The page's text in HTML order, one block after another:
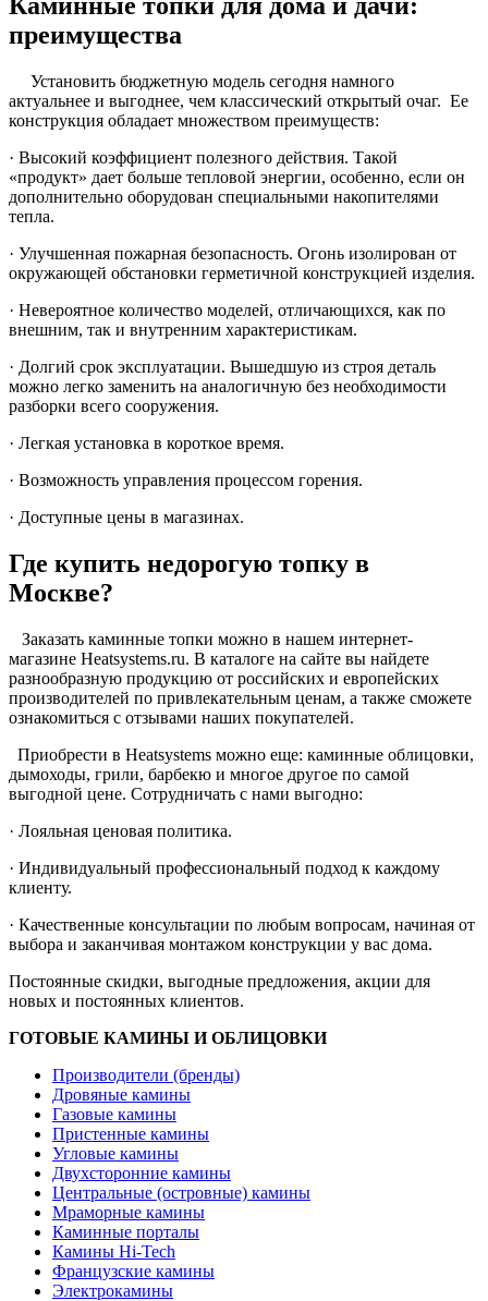
преимущества
Установить бюджетную модель сегодня намного
актуальнее и выгоднее, чем классический открытый очаг. Ее
конструкция обладает множеством преимуществ:
· Высокий коэффициент полезного действия. Такой
«продукт» дает больше тепловой энергии, особенно, если он
дополнительно оборудован специальными накопителями
тепла.
· Улучшенная пожарная безопасность. Огонь изолирован от
окружающей обстановки герметичной конструкцией изделия.
· Невероятное количество моделей, отличающихся, как по
внешним, так и внутренним характеристикам.
· Долгий срок эксплуатации. Вышедшую из строя деталь
можно легко заменить на аналогичную без необходимости
разборки всего сооружения.
· Легкая установка в короткое время.
· Возможность управления процессом горения.
· Доступные цены в магазинах.
Где купить недорогую топку в
Москве?
Заказать каминные топки можно в нашем интернет-
магазине Heatsystems.ru. В каталоге на сайте вы найдете
разнообразную продукцию от российских и европейских
производителей по привлекательным ценам, а также сможете
ознакомиться с отзывами наших покупателей.
Приобрести в Heatsystems можно еще: каминные облицовки,
дымоходы, грили, барбекю и многое другое по самой
выгодной цене. Сотрудничать с нами выгодно:
· Лояльная ценовая политика.
· Индивидуальный профессиональный подход к каждому
клиенту.
· Качественные консультации по любым вопросам, начиная от
выбора и заканчивая монтажом конструкции у вас дома.
Постоянные скидки, выгодные предложения, акции для
новых и постоянных клиентов.
ГОТОВЫЕ КАМИНЫ И ОБЛИЦОВКИ
Производители (бренды)
Дровяные камины
Газовые камины
Пристенные камины
Угловые камины
Двухсторонние камины
Центральные (островные) камины
Мраморные камины
Каминные порталы
Камины Hi-Tech
Французские камины
Электрокамины